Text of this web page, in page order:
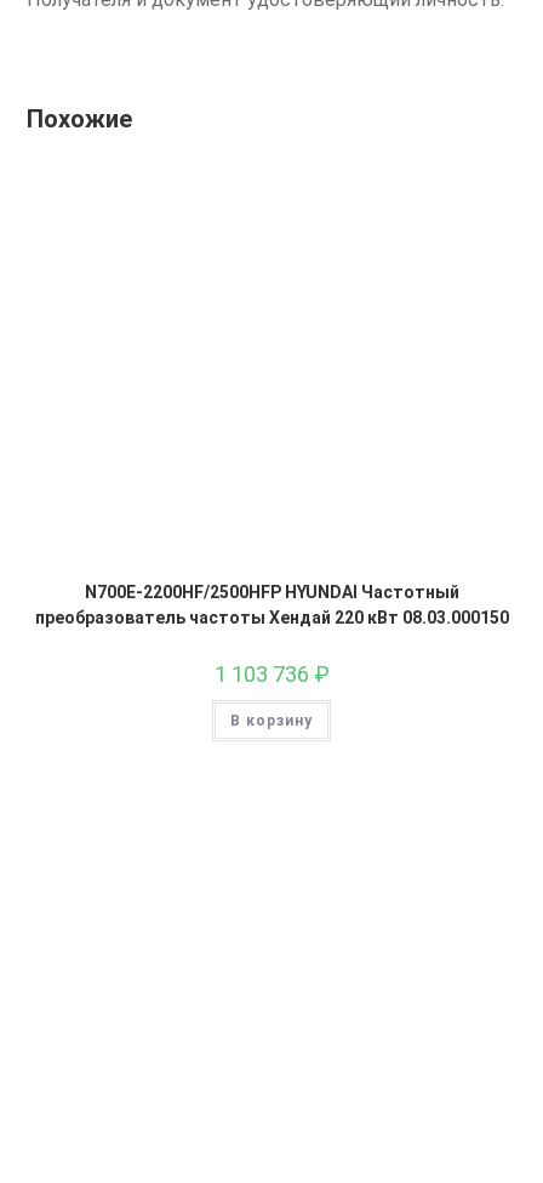
Похожие
N700E-2200HF/2500HFP HYUNDAI Частотный
преобразователь частоты Хендай 220 кВт 08.03.000150
1 103 736 ₽
В корзину